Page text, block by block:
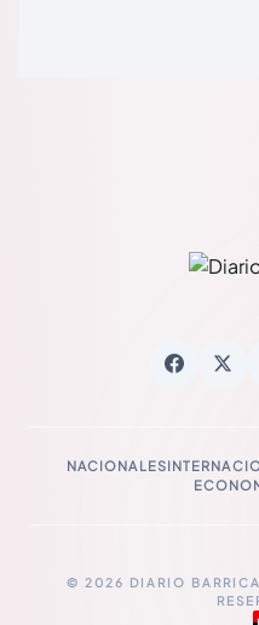
NACIONALES
© 2026 DIARIO